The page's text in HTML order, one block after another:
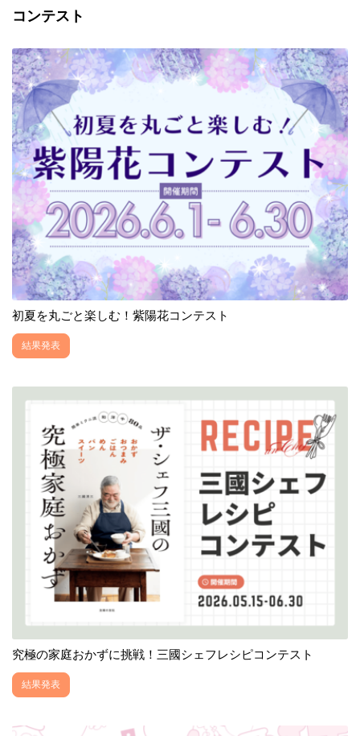
コンテスト
初夏を丸ごと楽しむ！紫陽花コンテスト
結果発表
究極の家庭おかずに挑戦！三國シェフレシピコンテスト
結果発表